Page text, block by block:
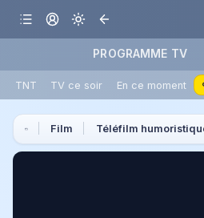
PROGRAMME TV
TNT TV ce soir En ce moment
Film Téléfilm